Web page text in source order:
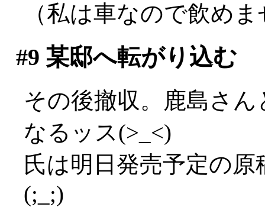
（私は車なので飲め
#9 某邸へ転がり込む
その後撤収。鹿島さ
なるッス(>_<)
氏は明日発売予定の
(;_;)